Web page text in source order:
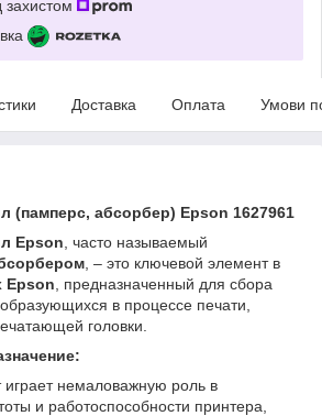
захистом
Доставка Оплата Умови
(памперс, абсорбер) Epson 1627961
Epson , часто называемый
, – это ключевой элемент в
Epson , предназначенный для сбора
в процессе печати,
головки.
играет немаловажную роль в
и работоспособности принтера,